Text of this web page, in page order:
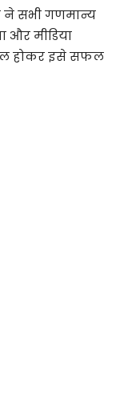
ने सभी गणमान्य
और मीडिया
होकर इसे सफल